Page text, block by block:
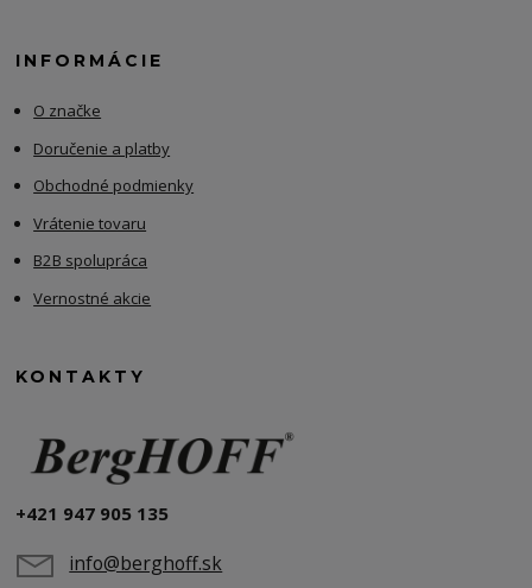
INFORMÁCIE
O značke
Doručenie a platby
Obchodné podmienky
Vrátenie tovaru
B2B spolupráca
Vernostné akcie
KONTAKTY
+421 947 905 135
info@berghoff.sk